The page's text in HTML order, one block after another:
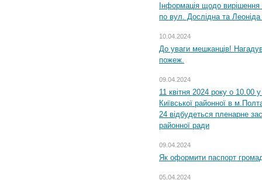
Інформація щодо
по вул. Дослідна та Леоніда
10.04.2024
До уваги мешканців!
пожеж.
09.04.2024
11 квітня 2024 року о 10.00
Київської районної в
24 відбудеться пленарне
районної ради
09.04.2024
Як оформити паспорт
05.04.2024